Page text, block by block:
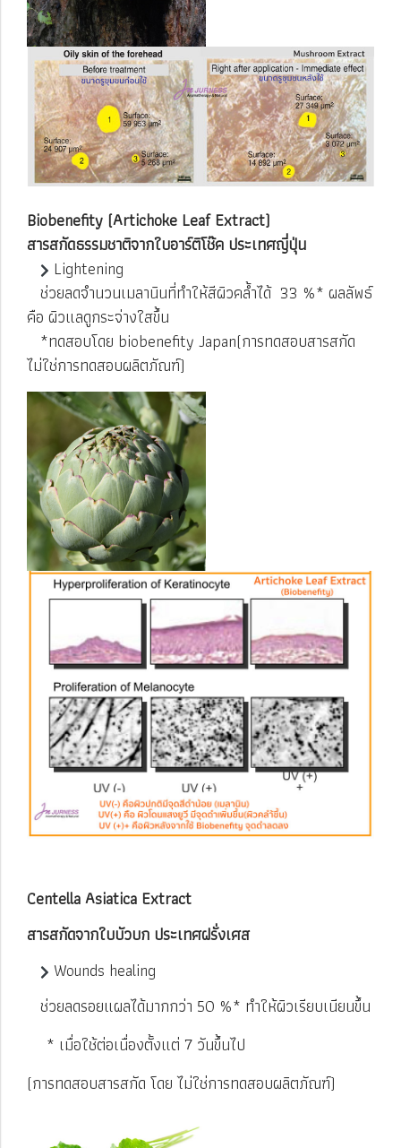
Biobenefity (Artichoke Leaf Extract)
สารสกัดธรรมชาติจากใบอาร์ติโช๊ค ประเทศญี่ปุ่น
Lightening
ช่วยลดจำนวนเมลานินที่ทำให้สีผิวคล้ำได้ 33 %* ผลลัพธ์
คือ ผิวแลดูกระจ่างใสขึ้น
*ทดสอบโดย biobenefity Japan(การทดสอบสารสกัด
ไม่ใช่การทดสอบผลิตภัณฑ์)
Centella Asiatica Extract
สารสกัดจากใบบัวบก ประเทศฝรั่งเศส
Wounds healing
ช่วยลดรอยแผลได้มากกว่า 50 %* ทำให้ผิวเรียบเนียนขึ้น
* เมื่อใช้ต่อเนื่องตั้งแต่ 7 วันขึ้นไป
(การทดสอบสารสกัด โดย ไม่ใช่การทดสอบผลิตภัณฑ์)